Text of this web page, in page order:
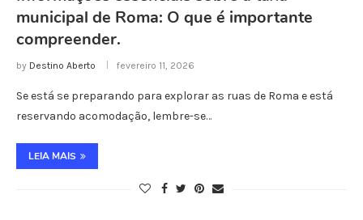
municipal de Roma: O que é importante
compreender.
by Destino Aberto fevereiro 11, 2026
Se está se preparando para explorar as ruas de Roma e está
reservando acomodação, lembre-se…
LEIA MAIS